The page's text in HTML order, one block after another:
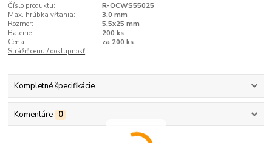
Číslo produktu:
R-OCWS55025
Max. hrúbka vŕtania:
3,0 mm
Rozmer:
5,5x25 mm
Balenie:
200 ks
Cena:
za 200 ks
Strážiť cenu / dostupnosť
Kompletné špecifikácie
Komentáre 0